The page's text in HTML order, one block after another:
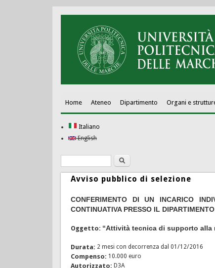
Home Ateneo Dipartimento Organi e
Italiano
English
Form di ricerca
Ricerca
Avviso pubblico di selezione
CONFERIMENTO DI UN INCARICO
CONTINUATIVA PRESSO IL
Oggetto: “Attività tecnica di supporto alla
Durata: 2 mesi con decorrenza dal 01/12/2016
Compenso: 10.000 euro
Autorizzato: D3A